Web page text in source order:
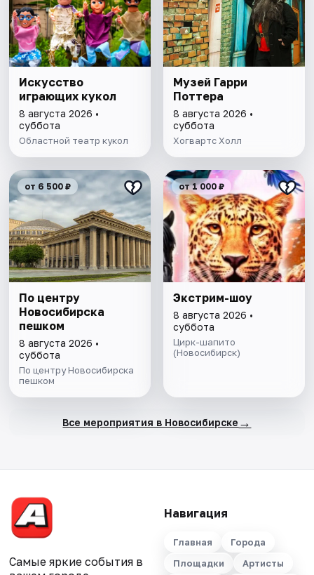
Искусство
играющих кукол
8 августа 2026 •
суббота
Областной театр кукол
Музей Гарри
Поттера
8 августа 2026 •
суббота
Хогвартс Холл
от 6 500 ₽
По центру
Новосибирска
пешком
8 августа 2026 •
суббота
По центру Новосибирска
пешком
от 1 000 ₽
Экстрим-шоу
8 августа 2026 •
суббота
Цирк-шапито
(Новосибирск)
Все мероприятия в Новосибирске →
Самые яркие события в
Навигация
Главная
Города
Площадки
Артисты